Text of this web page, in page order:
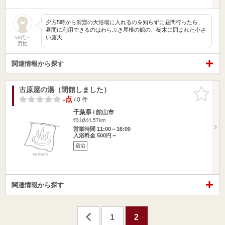
50代～
男性
夕方5時から洞窟の大浴場に入れるのを知らずに昼間行ったら、
昼間に利用できるのはわらぶき屋根の館の、樹木に囲まれた小さ
い露天…
関連情報から探す
お気に入
りに追加
古原屋の湯（閉館しました）
-点/ 0 件
千葉県 / 館山市
館山駅4.57km
営業時間 11:00～16:00
入浴料金 500円～
宿泊
関連情報から探す
1 2